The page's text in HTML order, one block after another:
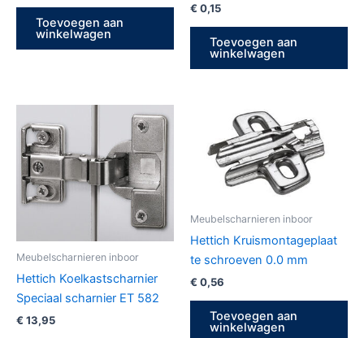
Toevoegen aan
winkelwagen
€ 0,15
Toevoegen aan
winkelwagen
Meubelscharnieren inboor
Hettich Koelkastscharnier
Speciaal scharnier ET 582
€ 13,95
Meubelscharnieren inboor
Hettich Kruismontageplaat
te schroeven 0.0 mm
€ 0,56
Toevoegen aan
winkelwagen